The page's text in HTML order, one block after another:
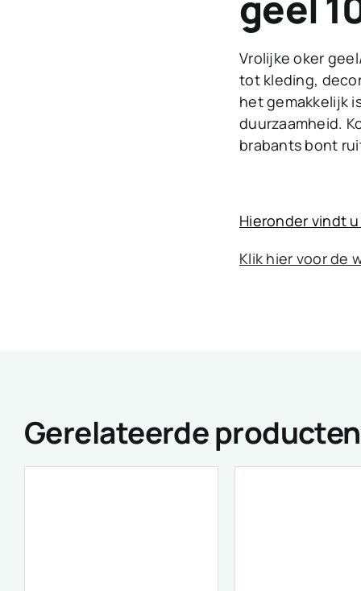
Vrolijke oker
tot kleding,
het gemakkelijk
duurzaamheid.
brabants bont
Hieronder vindt
Klik hier voor de
Gerelateerde producten